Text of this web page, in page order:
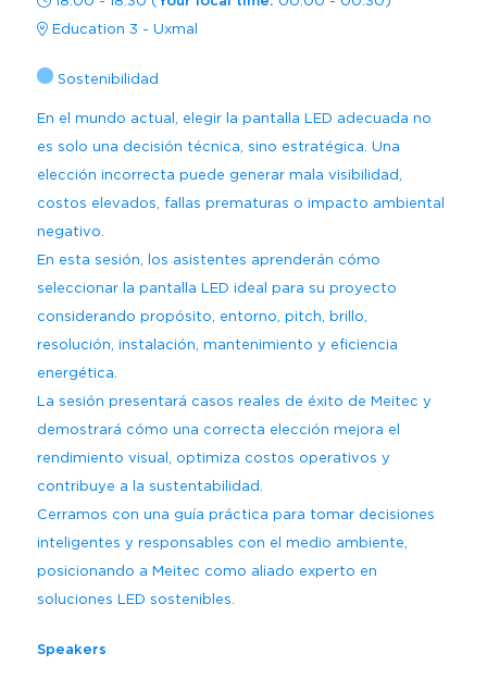
Regístrate gratis
FacebookInstagramLinkedinXchangeYoutube
Mezzanine
Carta para visa
Marcas presentes
Centro de Recursos para
Amplía Tu Alcance
Pro Training
Beijing
Mumbai
Sydney (Integrate)
Nuestro Equipo
Regístrate
Buscar
Education 3 - Uxmal
Sostenibilidad
En el mundo actual, elegir la pantalla LED adecuada no
es solo una decisión técnica, sino estratégica. Una
elección incorrecta puede generar mala visibilidad,
costos elevados, fallas prematuras o impacto ambiental
negativo.
En esta sesión, los asistentes aprenderán cómo
seleccionar la pantalla LED ideal para su proyecto
considerando propósito, entorno, pitch, brillo,
resolución, instalación, mantenimiento y eficiencia
energética.
La sesión presentará casos reales de éxito de Meitec y
demostrará cómo una correcta elección mejora el
rendimiento visual, optimiza costos operativos y
contribuye a la sustentabilidad.
Cerramos con una guía práctica para tomar decisiones
inteligentes y responsables con el medio ambiente,
posicionando a Meitec como aliado experto en
soluciones LED sostenibles.
Speakers